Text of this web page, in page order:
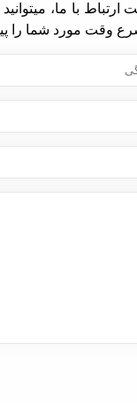
میتوانید از طریق
شما را پیگیری